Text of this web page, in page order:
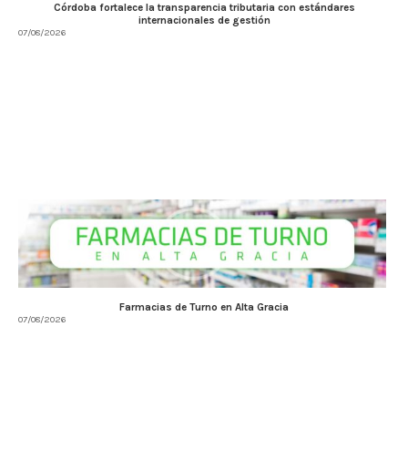
Córdoba fortalece la transparencia tributaria con estándares
internacionales de gestión
07/08/2026
Farmacias de Turno en Alta Gracia
07/08/2026